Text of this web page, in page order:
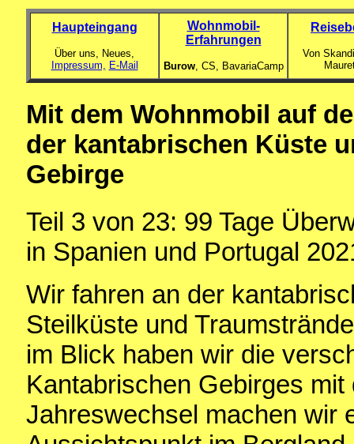
Haupteingang
Über uns, Neues,
Impressum, E-Mail
Wohnmobil-
Erfahrungen
Burow, CS, BavariaCamp
Von
Mit dem Wohnmobil auf
der kantabrischen Küste
Gebirge
Teil 3 von 23: 99 Tage
in Spanien und Portugal
Wir fahren an der
Steilküste und
im Blick haben wir die
Kantabrischen Gebirges
Jahreswechsel machen wir